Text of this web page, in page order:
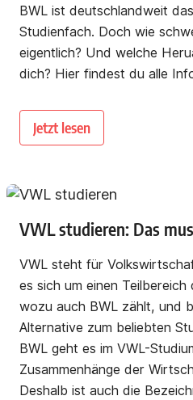
BWL ist deutschlandweit
Studienfach. Doch wie
eigentlich? Und welche
dich? Hier findest du alle
Jetzt lesen
VWL studieren: Das
VWL steht für
es sich um einen
wozu auch BWL zählt, und
Alternative zum beliebten
BWL geht es im VWL-
Zusammenhänge der
Deshalb ist auch die